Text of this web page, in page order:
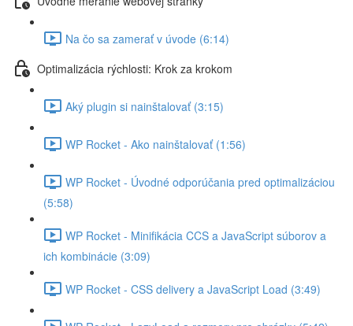
Na čo sa zamerať v úvode (6:14)
Optimalizácia rýchlosti: Krok za krokom
Aký plugin si nainštalovať (3:15)
WP Rocket - Ako nainštalovať (1:56)
WP Rocket - Úvodné odporúčania pred optimalizáciou
(5:58)
WP Rocket - Minifikácia CCS a JavaScript súborov a
ich kombinácie (3:09)
WP Rocket - CSS delivery a JavaScript Load (3:49)